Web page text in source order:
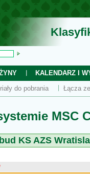
KALENDARZ I
do pobrania Łącza
MSC
KS AZS